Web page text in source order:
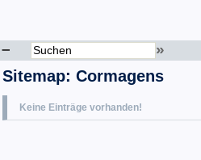
– »
Sitemap: Cormagens
Keine Einträge vorhanden!